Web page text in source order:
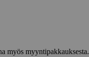
myös myyntipakkauksesta.